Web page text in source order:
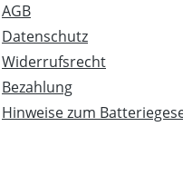
AGB
Datenschutz
Widerrufsrecht
Bezahlung
Hinweise zum